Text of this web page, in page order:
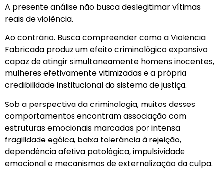
A presente análise não busca deslegitimar vítimas
reais de violência.
Ao contrário. Busca compreender como a Violência
Fabricada produz um efeito criminológico expansivo
capaz de atingir simultaneamente homens inocentes,
mulheres efetivamente vitimizadas e a própria
credibilidade institucional do sistema de justiça.
Sob a perspectiva da criminologia, muitos desses
comportamentos encontram associação com
estruturas emocionais marcadas por intensa
fragilidade egóica, baixa tolerância à rejeição,
dependência afetiva patológica, impulsividade
emocional e mecanismos de externalização da culpa.